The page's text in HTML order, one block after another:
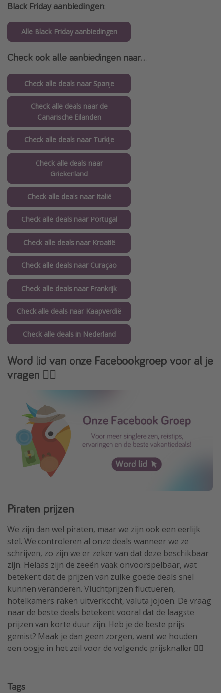
Black Friday aanbiedingen:
Alle Black Friday aanbiedingen
Check ook alle aanbiedingen naar...
Check alle deals naar Spanje
Check alle deals naar de
Canarische Eilanden
Check alle deals naar Turkije
Check alle deals naar
Griekenland
Check alle deals naar Italië
Check alle deals naar Portugal
Check alle deals naar Kroatië
Check alle deals naar Curaçao
Check alle deals naar Frankrijk
Check alle deals naar Kaapverdië
Check alle deals in Nederland
Word lid van onze Facebookgroep voor al je
vragen 👇🏻
Piraten prijzen
We zijn dan wel piraten, maar we zijn ook een eerlijk
stel. We controleren al onze deals wanneer we ze
schrijven, zo zijn we er zeker van dat deze beschikbaar
zijn. Helaas zijn de zeeën vaak onvoorspelbaar, wat
betekent dat de prijzen van zulke goede deals snel
kunnen veranderen. Vluchtprijzen fluctueren,
hotelkamers raken uitverkocht, valuta jojoën. De vraag
naar de beste deals betekent vooral dat de laagste
prijzen van korte duur zijn. Heb je de beste prijs
gemist? Maak je dan geen zorgen, want we houden
een oogje in het zeil voor de volgende prijsknaller 🏴‍☠️
Tags